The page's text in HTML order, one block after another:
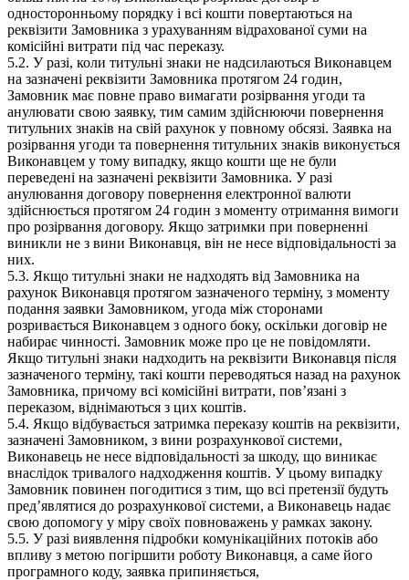
односторонньому порядку і всі кошти повертаються на
реквізити Замовника з урахуванням відрахованої суми на
комісійні витрати під час переказу.
5.2. У разі, коли титульні знаки не надсилаються Виконавцем
на зазначені реквізити Замовника протягом 24 годин,
Замовник має повне право вимагати розірвання угоди та
анулювати свою заявку, тим самим здійснюючи повернення
титульних знаків на свій рахунок у повному обсязі. Заявка на
розірвання угоди та повернення титульних знаків виконується
Виконавцем у тому випадку, якщо кошти ще не були
переведені на зазначені реквізити Замовника. У разі
анулювання договору повернення електронної валюти
здійснюється протягом 24 годин з моменту отримання вимоги
про розірвання договору. Якщо затримки при поверненні
виникли не з вини Виконавця, він не несе відповідальності за
них.
5.3. Якщо титульні знаки не надходять від Замовника на
рахунок Виконавця протягом зазначеного терміну, з моменту
подання заявки Замовником, угода між сторонами
розривається Виконавцем з одного боку, оскільки договір не
набирає чинності. Замовник може про це не повідомляти.
Якщо титульні знаки надходить на реквізити Виконавця після
зазначеного терміну, такі кошти переводяться назад на рахунок
Замовника, причому всі комісійні витрати, пов’язані з
переказом, віднімаються з цих коштів.
5.4. Якщо відбувається затримка переказу коштів на реквізити,
зазначені Замовником, з вини розрахункової системи,
Виконавець не несе відповідальності за шкоду, що виникає
внаслідок тривалого надходження коштів. У цьому випадку
Замовник повинен погодитися з тим, що всі претензії будуть
пред’являтися до розрахункової системи, а Виконавець надає
свою допомогу у міру своїх повноважень у рамках закону.
5.5. У разі виявлення підробки комунікаційних потоків або
впливу з метою погіршити роботу Виконавця, а саме його
програмного коду, заявка припиняється,